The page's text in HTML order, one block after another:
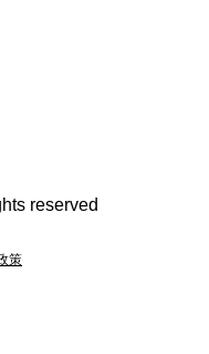
reserved
策